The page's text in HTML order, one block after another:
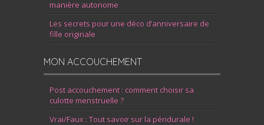
manière autonome
Les secrets pour une déco d’anniversaire de
fille originale
MON ACCOUCHEMENT
Post accouchement : comment choisir sa
culotte menstruelle ?
Vrai/Faux : Tout savoir sur la péridurale !